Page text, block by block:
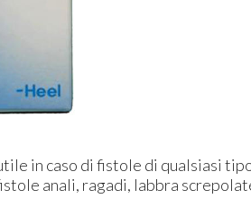
in caso di fistole di qualsiasi
anali, ragadi, labbra